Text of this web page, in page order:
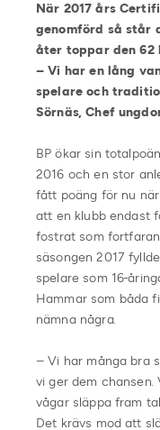
När 2017 års
genomförd så står
åter toppar den 62
– Vi har en lång
spelare och
Sörnäs, Chef
BP ökar sin
2016 och en stor
fått poäng för nu
att en klubb endast
fostrat som
säsongen 2017
spelare som 16-
Hammar som båda
nämna några.
– Vi har många bra
vi ger dem chansen.
vågar släppa fram
Det krävs mod att